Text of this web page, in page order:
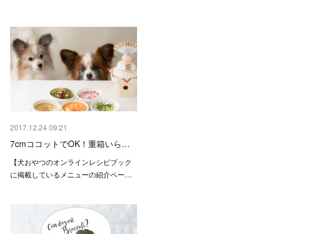
2017.12.24 09:21
7cmココットでOK！重箱いら…
【犬おやつのオンラインレシピブック
に掲載しているメニューの紹介ペー…